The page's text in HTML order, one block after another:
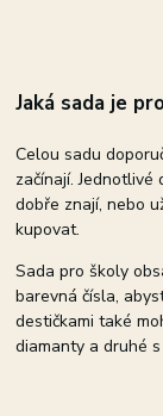
Jaká sada je
Celou sadu
začínají.
dobře znají, nebo
kupovat.
Sada pro školy
barevná čísla,
destičkami také
diamanty a druhé